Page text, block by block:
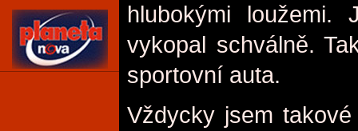
hlubokými
vykopal schválně.
sportovní auta.
Vždycky jsem